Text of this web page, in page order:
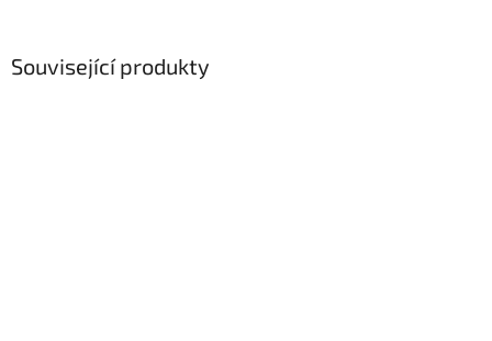
Související produkty